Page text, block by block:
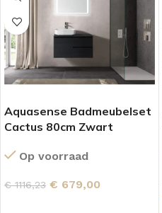
Aquasense Badmeubelset
Cactus 80cm Zwart
Op voorraad
€1116,23 € 679,00